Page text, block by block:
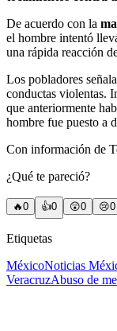
De acuerdo con la
el hombre intentó
una rápida reacción
Los pobladores
conductas violentas.
que anteriormente
hombre fue puesto a
Con información de
¿Qué te pareció?
🔥0 👍0 😲0 😢0
Etiquetas
MéxicoNoticias
VeracruzAbuso de